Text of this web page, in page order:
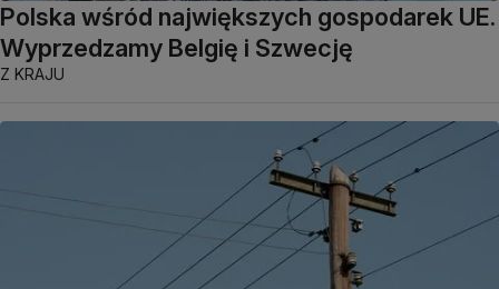
Polska wśród największych gospodarek UE.
Wyprzedzamy Belgię i Szwecję
Z KRAJU